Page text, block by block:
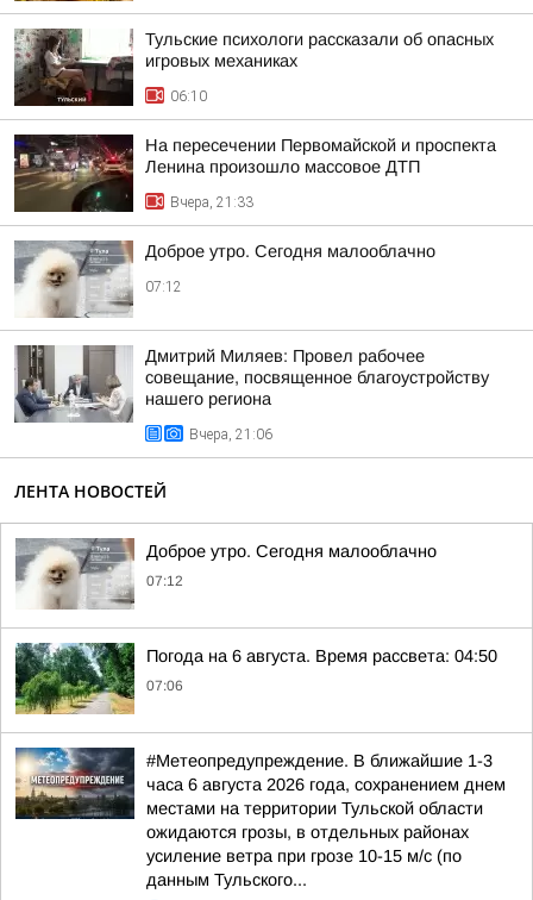
Тульские психологи рассказали об опасных
игровых механиках
06:10
На пересечении Первомайской и проспекта
Ленина произошло массовое ДТП
Вчера, 21:33
Доброе утро. Сегодня малооблачно
07:12
Дмитрий Миляев: Провел рабочее
совещание, посвященное благоустройству
нашего региона
Вчера, 21:06
ЛЕНТА НОВОСТЕЙ
Доброе утро. Сегодня малооблачно
07:12
Погода на 6 августа. Время рассвета: 04:50
07:06
#Метеопредупреждение. В ближайшие 1-3
часа 6 августа 2026 года, сохранением днем
местами на территории Тульской области
ожидаются грозы, в отдельных районах
усиление ветра при грозе 10-15 м/с (по
данным Тульского...